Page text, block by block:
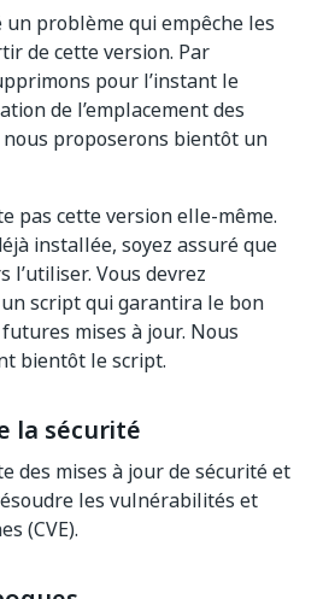
problème qui empêche les
de cette version. Par
pour l’instant le
de l’emplacement des
proposerons bientôt un
pas cette version elle-même.
installée, soyez assuré que
l’utiliser. Vous devrez
script qui garantira le bon
mises à jour. Nous
bientôt le script.
la sécurité
des mises à jour de sécurité et
les vulnérabilités et
(CVE).